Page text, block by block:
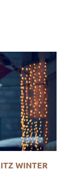
WINTER